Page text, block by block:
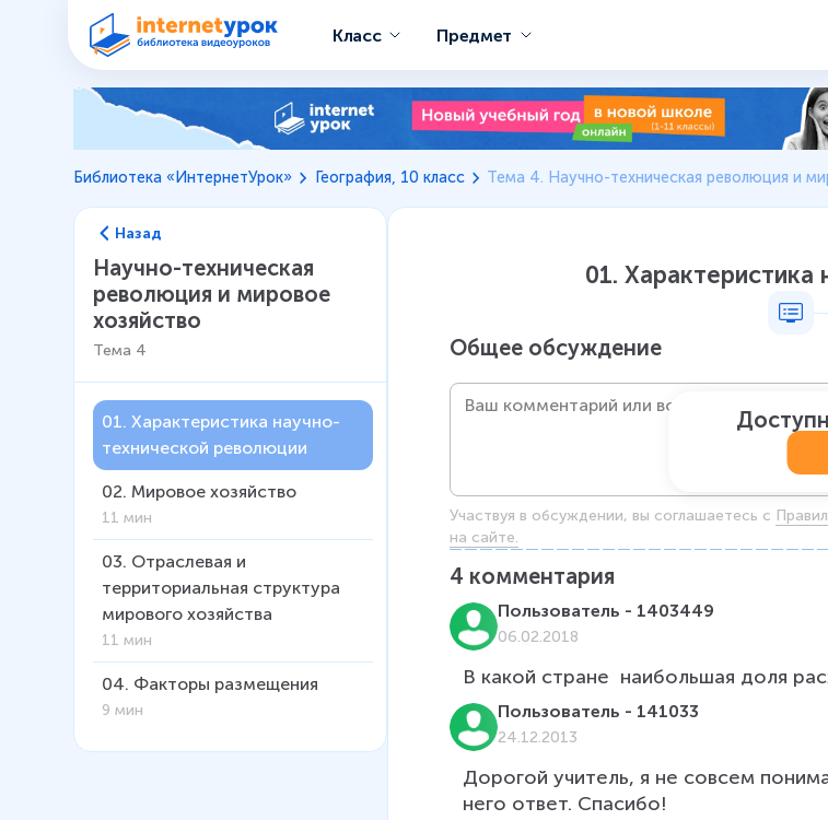
Класс Предмет
Библиотека «ИнтернетУрок» География, 10 класс Тема 4. Научно-техническая революция и
Назад
Научно-техническая
революция и мировое
хозяйство
Тема 4
01. Характеристика научно-
технической революции
02. Мировое хозяйство
11 мин
03. Отраслевая и
территориальная структура
мирового хозяйства
11 мин
04. Факторы размещения
9 мин
01.
Общее обсуждение
Участвуя в обсуждении, вы соглашаетесь c
на сайте.
4 комментария
Пользователь - 1403449
06.02.2018
Пользователь - 141033
24.12.2013
Дорогой учитель, я не совсем
него ответ. Спасибо!